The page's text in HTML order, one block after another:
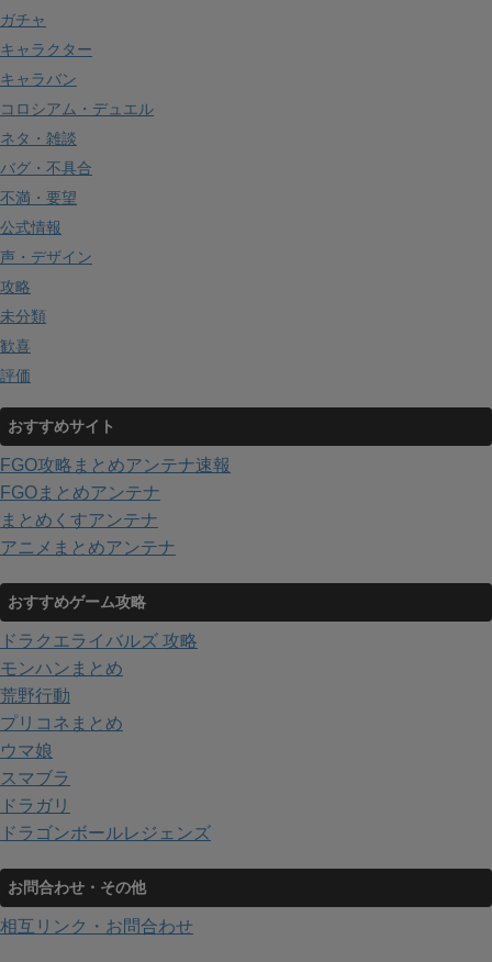
ガチャ
キャラクター
キャラバン
コロシアム・デュエル
ネタ・雑談
バグ・不具合
不満・要望
公式情報
声・デザイン
攻略
未分類
歓喜
評価
おすすめサイト
FGO攻略まとめアンテナ速報
FGOまとめアンテナ
まとめくすアンテナ
アニメまとめアンテナ
おすすめゲーム攻略
ドラクエライバルズ 攻略
モンハンまとめ
荒野行動
プリコネまとめ
ウマ娘
スマブラ
ドラガリ
ドラゴンボールレジェンズ
お問合わせ・その他
相互リンク・お問合わせ